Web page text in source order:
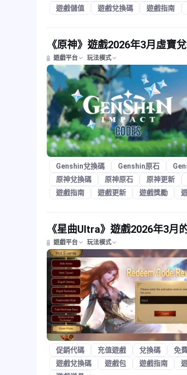
遊戲儲值
遊戲兌換碼 遊戲指南
《原神》遊戲2026年3月虛寶
遊戲平台 玩法模式
Genshin兌換碼 Genshin原石
原神兌換碼
原神原石 原神更新
遊戲指南
遊戲更新 遊戲獎勵
《星曲Ultra》遊戲2026年3月
遊戲平台 玩法模式
促銷代碼 充值遊戲 兌換碼 免
遊戲兌換碼
遊戲包 遊戲指南